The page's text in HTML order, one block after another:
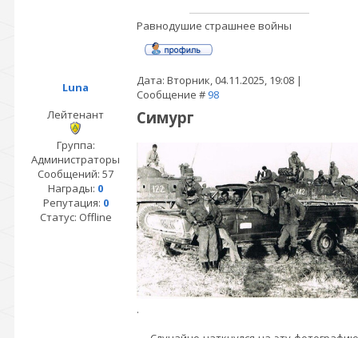
Равнодушие страшнее войны
Luna
Дата: Вторник, 04.11.2025, 19:08 |
Сообщение # 98
Лейтенант
Группа:
Администраторы
Сообщений: 57
Награды: 0
Репутация: 0
Статус: Offline
Симург
.